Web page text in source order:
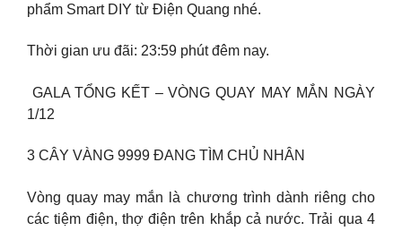
phẩm Smart DIY từ Điện Quang nhé.
Thời gian ưu đãi: 23:59 phút đêm nay.
️ GALA TỔNG KẾT – VÒNG QUAY MAY MẮN NGÀY
1/12 ️
3 CÂY VÀNG 9999 ĐANG TÌM CHỦ NHÂN
Vòng quay may mắn là chương trình dành riêng cho
các tiệm điện, thợ điện trên khắp cả nước. Trải qua 4